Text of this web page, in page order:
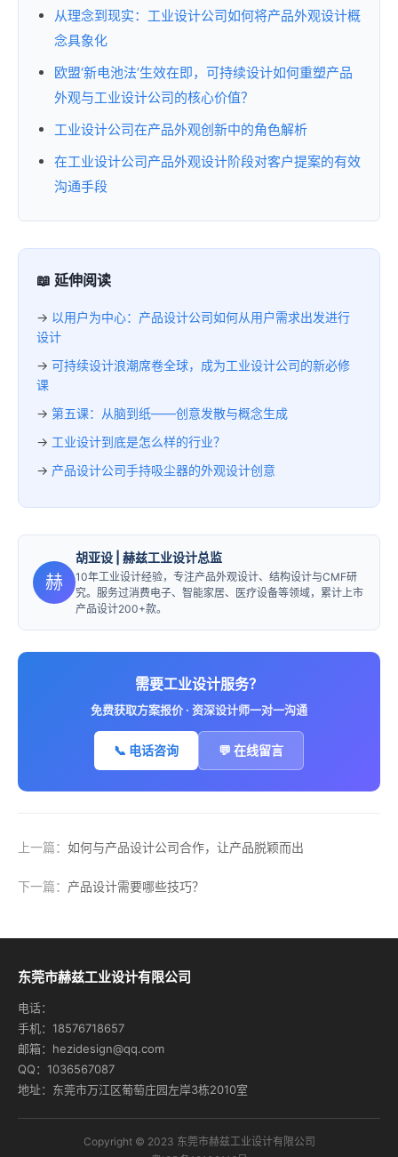
从理念到现实：工业设计公司如何将产品外观设计概
念具象化
欧盟‘新电池法’生效在即，可持续设计如何重塑产品
外观与工业设计公司的核心价值？
工业设计公司在产品外观创新中的角色解析
在工业设计公司产品外观设计阶段对客户提案的有效
沟通手段
📖 延伸阅读
→ 以用户为中心：产品设计公司如何从用户需求出发进行
设计
→ 可持续设计浪潮席卷全球，成为工业设计公司的新必修
课
→ 第五课：从脑到纸——创意发散与概念生成
→ 工业设计到底是怎么样的行业？
→ 产品设计公司手持吸尘器的外观设计创意
赫
胡亚设 | 赫兹工业设计总监
10年工业设计经验，专注产品外观设计、结构设计与CMF研
究。服务过消费电子、智能家居、医疗设备等领域，累计上市
产品设计200+款。
需要工业设计服务？
免费获取方案报价 · 资深设计师一对一沟通
📞 电话咨询 💬 在线留言
上一篇： 如何与产品设计公司合作，让产品脱颖而出
下一篇： 产品设计需要哪些技巧？
东莞市赫兹工业设计有限公司
电话：
手机：18576718657
邮箱：hezidesign@qq.com
QQ：1036567087
地址：东莞市万江区葡萄庄园左岸3栋2010室
Copyright © 2023 东莞市赫兹工业设计有限公司